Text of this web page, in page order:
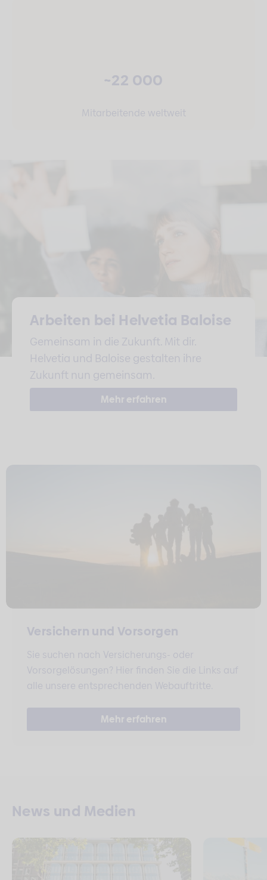
~22 000
Mitarbeitende weltweit
Arbeiten bei Helvetia Baloise
Gemeinsam in die Zukunft. Mit dir.
Helvetia und Baloise gestalten ihre
Zukunft nun gemeinsam.
Mehr erfahren
Versichern und Vorsorgen
Sie suchen nach Versicherungs- oder
Vorsorgelösungen? Hier finden Sie die Links auf
alle unsere entsprechenden Webauftritte.
Mehr erfahren
News und Medien